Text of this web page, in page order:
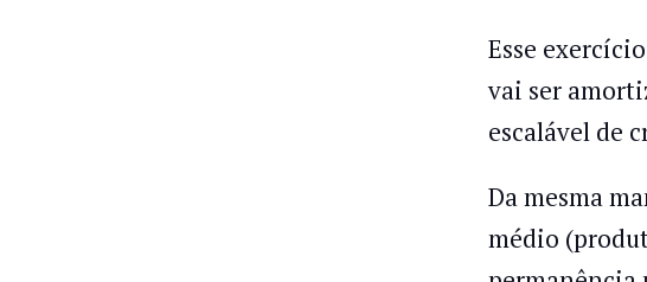
Esse
vai ser
escalável de
Da mesma
médio